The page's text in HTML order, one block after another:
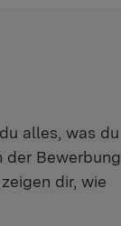
alles, was du
der Bewerbung
dir, wie